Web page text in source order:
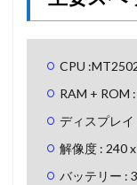
CPU
RAM + ROM
ディスプレ
解像度 : 240
バッテリー :